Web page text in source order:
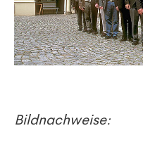
Bildnachweise: